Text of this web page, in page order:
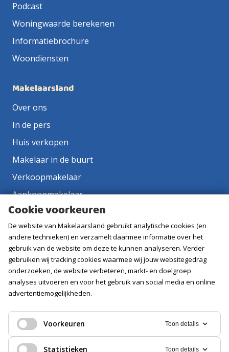
Podcast
Woningwaarde berekenen
Informatiebrochure
Woondiensten
Makelaarsland
Over ons
In de pers
Huis verkopen
Makelaar in de buurt
Verkoopmakelaar
Aankoopmakelaar
Contact
Vacatures
Volg ons
Cookie voorkeuren
De website van Makelaarsland gebruikt analytische cookies (en
andere technieken) en verzamelt daarmee informatie over het
gebruik van de website om deze te kunnen analyseren. Verder
gebruiken wij tracking cookies waarmee wij jouw websitegedrag
onderzoeken, de website verbeteren, markt- en doelgroep
analyses uitvoeren en voor het gebruik van social media en online
advertentiemogelijkheden.
Voorkeuren Toon details
Statistieken Toon details